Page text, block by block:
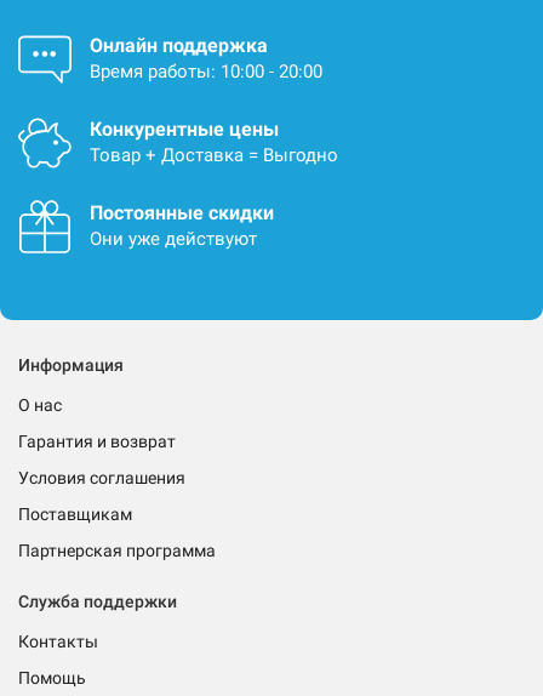
Онлайн поддержка
Время работы: 10:00 - 20:00
Конкурентные цены
Товар + Доставка = Выгодно
Постоянные скидки
Они уже действуют
Информация
О нас
Гарантия и возврат
Условия соглашения
Поставщикам
Партнерская программа
Служба поддержки
Контакты
Помощь